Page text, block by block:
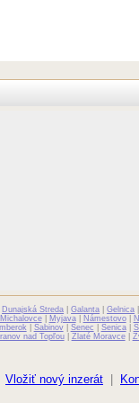
Dunajská Streda |Galanta |Gelnica
Michalovce| Myjava| Námestovo|
Sabinov| Senec Senica|
nad Topľou| Zlaté Moravce|
Vložiť nový inzerát